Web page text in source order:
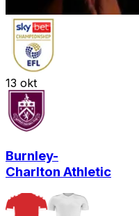
13 okt
Burnley-
Charlton Athletic